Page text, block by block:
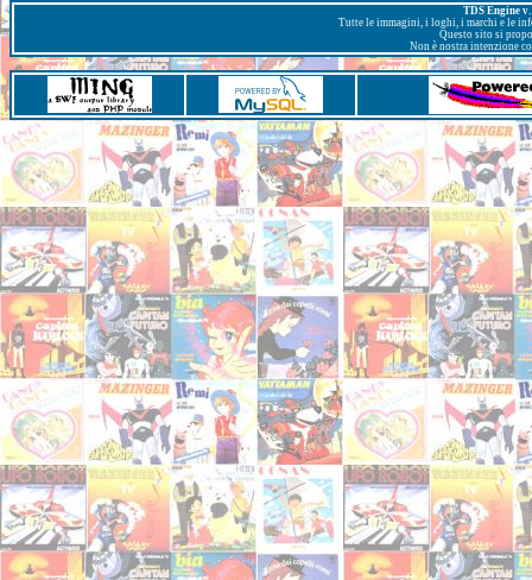
TDS Engine
Tutte le immagini, i loghi, i marchi e le
Questo sito si
Non è nostra intenzione